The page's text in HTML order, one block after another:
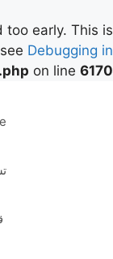
too early. This is
Debugging in
on line 6170